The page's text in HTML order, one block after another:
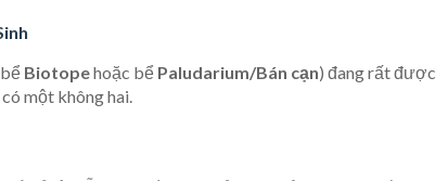
Biotopehoặc bể Paludarium/Bán cạn) đang rất được
một không hai.